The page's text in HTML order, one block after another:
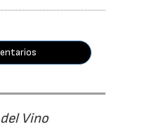
Vino